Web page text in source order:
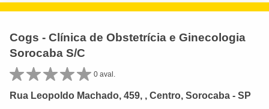
Cogs - Clínica de Obstetrícia e Ginecologia
Sorocaba S/C
0 aval.
Rua Leopoldo Machado, 459, , Centro, Sorocaba - SP